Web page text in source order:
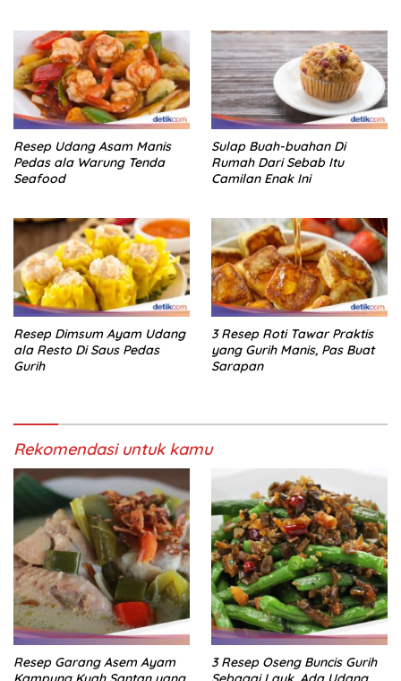
Resep Udang Asam Manis
Pedas ala Warung Tenda
Seafood
Sulap Buah-buahan Di
Rumah Dari Sebab Itu
Camilan Enak Ini
Resep Dimsum Ayam Udang
ala Resto Di Saus Pedas
Gurih
3 Resep Roti Tawar Praktis
yang Gurih Manis, Pas Buat
Sarapan
Rekomendasi untuk kamu
Resep Garang Asem Ayam
3 Resep Oseng Buncis Gurih